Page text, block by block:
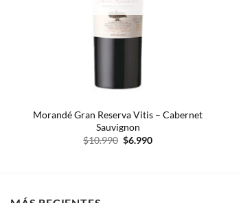
Morandé Gran Reserva Vitis – Cabernet
Sauvignon
$10.990 El
$6.990El